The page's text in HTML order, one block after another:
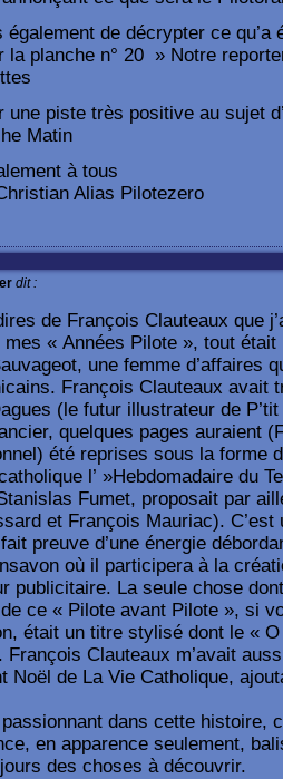
également de décrypter ce
la planche n° 20 » Notre
une piste très positive au sujet
Matin
à tous
Alias Pilotezero
dit :
de François Clauteaux que
mes « Années Pilote », tout
une femme d’affaires
François Clauteaux avait
(le futur illustrateur de
quelques pages auraient
été reprises sous la forme
l’ »Hebdomadaire du
Fumet, proposait par
et François Mauriac).
preuve d’une énergie
où il participera à la
publicitaire. La seule chose
ce « Pilote avant Pilote », si
était un titre stylisé dont le «
François Clauteaux m’avait
Noël de La Vie Catholique,
dans cette histoire,
en apparence seulement,
des choses à découvrir.